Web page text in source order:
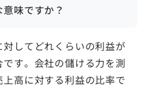
味ですか？
してどれくらいの利益が
す。会社の儲ける力を測
高に対する利益の比率で